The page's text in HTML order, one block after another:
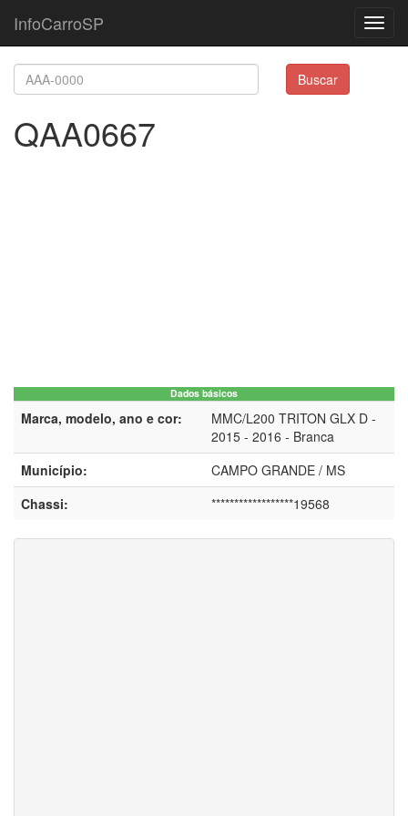
InfoCarroSP
Buscar
QAA0667
Dados básicos
Marca, modelo, ano e cor:
MMC/L200 TRITON GLX D -
2015 - 2016 - Branca
Município:
CAMPO GRANDE / MS
Chassi:
******************19568